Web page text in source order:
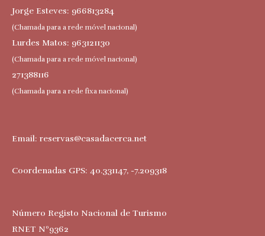
Jorge Esteves: 966813284
(Chamada para a rede móvel nacional)
Lurdes Matos: 963121130
(Chamada para a rede móvel nacional)
271388116
(Chamada para a rede fixa nacional)
Email: reservas@casadacerca.net
Coordenadas GPS: 40.331147, -7.209318
Número Registo Nacional de Turismo
RNET Nº9362